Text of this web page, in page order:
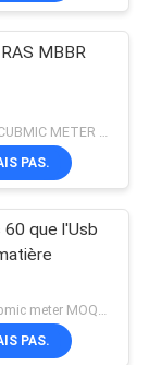
MBBR
USD160-230/CUBMIC METER MOQ:1CubmicMeter
PAS.
60 que l'Usb
$190-230/Cubmic meter MOQ:1CubmicMeter
PAS.